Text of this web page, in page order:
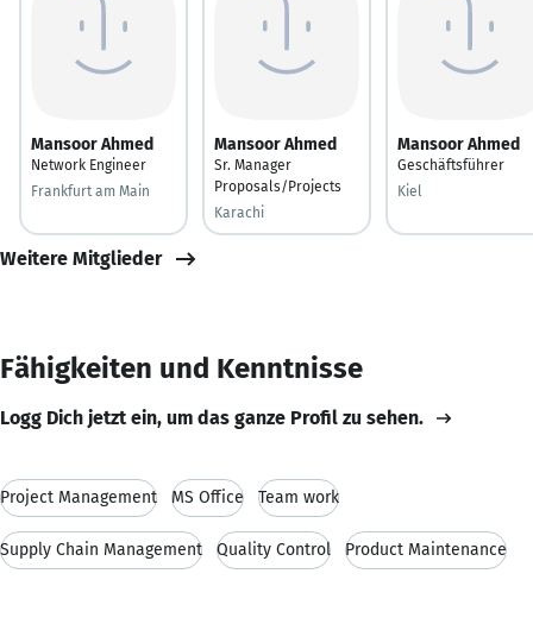
Mansoor Ahmed
Network Engineer
Frankfurt am Main
Mansoor Ahmed
Sr. Manager
Proposals/Projects
Karachi
Mansoor Ahmed
Geschäftsführer
Kiel
Weitere Mitglieder
Fähigkeiten und Kenntnisse
Logg Dich jetzt ein, um das ganze Profil zu sehen.
Project Management MS Office Team work
Supply Chain Management Quality Control Product Maintenance